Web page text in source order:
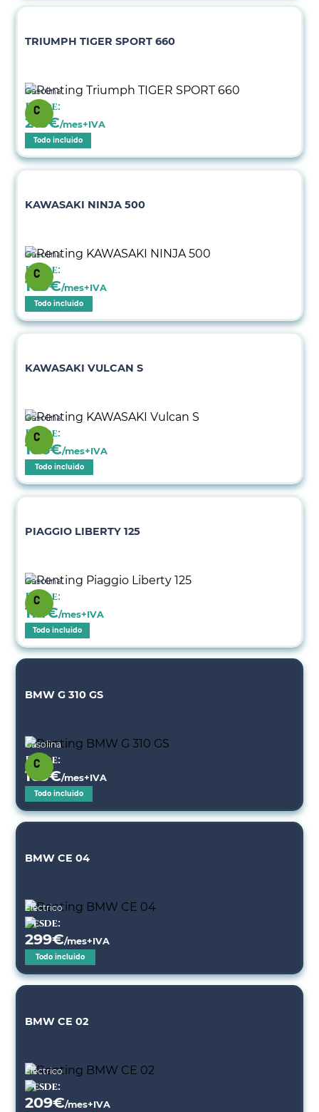
TRIUMPH TIGER SPORT 660
Gasolina
Desde:
215€/mes+IVA
Todo incluido
KAWASAKI NINJA 500
Gasolina
Desde:
169€/mes+IVA
Todo incluido
KAWASAKI VULCAN S
Gasolina
Desde:
186€/mes+IVA
Todo incluido
PIAGGIO LIBERTY 125
Gasolina
Desde:
114€/mes+IVA
Todo incluido
BMW G 310 GS
Gasolina
Desde:
169€/mes+IVA
Todo incluido
BMW CE 04
Eléctrico
Desde:
299€/mes+IVA
Todo incluido
BMW CE 02
Eléctrico
Desde:
209€/mes+IVA